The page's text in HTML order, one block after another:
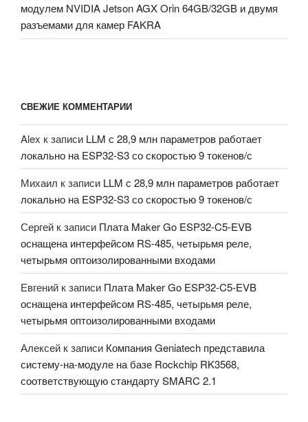
модулем NVIDIA Jetson AGX Orin 64GB/32GB и двумя
разъемами для камер FAKRA
СВЕЖИЕ КОММЕНТАРИИ
Alex к записи LLM с 28,9 млн параметров работает
локально на ESP32-S3 со скоростью 9 токенов/с
Михаил к записи LLM с 28,9 млн параметров работает
локально на ESP32-S3 со скоростью 9 токенов/с
Сергей к записи Плата Maker Go ESP32-C5-EVB
оснащена интерфейсом RS-485, четырьмя реле,
четырьмя оптоизолированными входами
Евгений к записи Плата Maker Go ESP32-C5-EVB
оснащена интерфейсом RS-485, четырьмя реле,
четырьмя оптоизолированными входами
Алексей к записи Компания Geniatech представила
систему-на-модуле на базе Rockchip RK3568,
соответствующую стандарту SMARC 2.1